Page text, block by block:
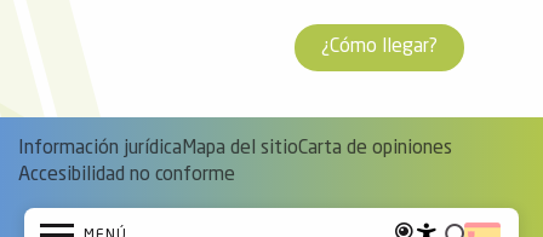
¿Cómo llegar?
Información jurídicaMapa del sitioCarta de opiniones
Accesibilidad no conforme